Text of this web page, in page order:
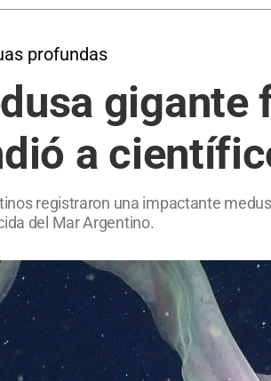
profundas
a
registraron una impactante
del Mar Argentino.